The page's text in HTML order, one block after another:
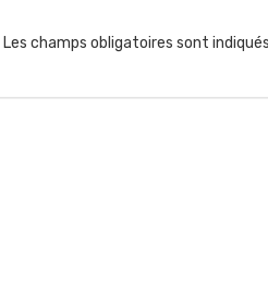
Les champs obligatoires sont